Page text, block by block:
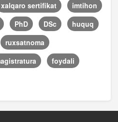
xalqaro sertifikat
imtihon
PhD DSc
huquq
ruxsatnoma
foydali